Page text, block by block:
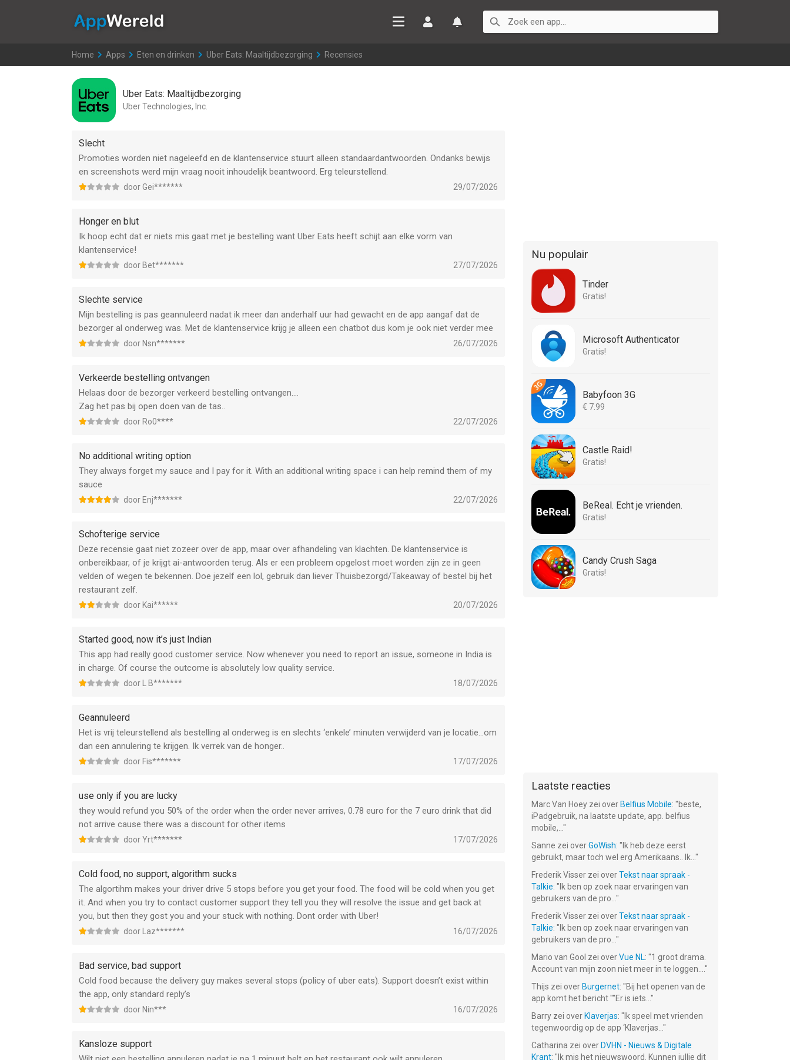
Home >
Apps >
Eten en drinken Uber Eats: Maaltijdbezorging >
Recensies
Uber Eats: Maaltijdbezorging
Uber Technologies, Inc.
Slecht
Promoties worden niet nageleefd en de klantenservice stuurt alleen standaardantwoorden. Ondanks bewijs
en screenshots werd mijn vraag nooit inhoudelijk beantwoord. Erg teleurstellend.
door Gei******* 29/07/2026
Honger en blut
Ik hoop echt dat er niets mis gaat met je bestelling want Uber Eats heeft schijt aan elke vorm van
klantenservice!
door Bet******* 27/07/2026
Slechte service
Mijn bestelling is pas geannuleerd nadat ik meer dan anderhalf uur had gewacht en de app aangaf dat de
bezorger al onderweg was. Met de klantenservice krijg je alleen een chatbot dus kom je ook niet verder mee
door Nsn******* 26/07/2026
Verkeerde bestelling ontvangen
Helaas door de bezorger verkeerd bestelling ontvangen….
Zag het pas bij open doen van de tas..
door Ro0**** 22/07/2026
No additional writing option
They always forget my sauce and I pay for it. With an additional writing space i can help remind them of my
sauce
door Enj******* 22/07/2026
Schofterige service
Deze recensie gaat niet zozeer over de app, maar over afhandeling van klachten. De klantenservice is
onbereikbaar, of je krijgt ai-antwoorden terug. Als er een probleem opgelost moet worden zijn ze in geen
velden of wegen te bekennen. Doe jezelf een lol, gebruik dan liever Thuisbezorgd/Takeaway of bestel bij het
restaurant zelf.
door Kai****** 20/07/2026
Started good, now it’s just Indian
This app had really good customer service. Now whenever you need to report an issue, someone in India is
in charge. Of course the outcome is absolutely low quality service.
door L B******* 18/07/2026
Geannuleerd
Het is vrij teleurstellend als bestelling al onderweg is en slechts ‘enkele’ minuten verwijderd van je locatie…om
dan een annulering te krijgen. Ik verrek van de honger..
door Fis******* 17/07/2026
use only if you are lucky
they would refund you 50% of the order when the order never arrives, 0.78 euro for the 7 euro drink that did
not arrive cause there was a discount for other items
door Yrt******* 17/07/2026
Cold food, no support, algorithm sucks
The algortihm makes your driver drive 5 stops before you get your food. The food will be cold when you get
it. And when you try to contact customer support they tell you they will resolve the issue and get back at
you, but then they gost you and your stuck with nothing. Dont order with Uber!
door Laz******* 16/07/2026
Bad service, bad support
Cold food because the delivery guy makes several stops (policy of uber eats). Support doesn’t exist within
the app, only standard reply’s
door Nin*** 16/07/2026
Kansloze support
Nu populair
Tinder
Gratis!
Microsoft Authenticator
Gratis!
Babyfoon 3G
€ 7.99
Castle Raid!
Gratis!
BeReal. Echt je vrienden.
Gratis!
Candy Crush Saga
Gratis!
Laatste reacties
Marc Van Hoey zei over Belfius Mobile: "beste,
iPadgebruik, na laatste update, app. belfius
mobile,... "
Sanne zei overGoWish: " Ik heb deze eerst
gebruikt, maar toch wel erg Amerikaans.. Ik... "
Frederik Visser zei overTekst naar spraak -
Talkie: " Ik ben op zoek naar ervaringen van
gebruikers van de pro... "
Frederik Visser zei overTekst naar spraak -
Talkie: " Ik ben op zoek naar ervaringen van
gebruikers van de pro... "
Mario van Gool zei overVue NL: "1 groot drama.
Account van mijn zoon niet meer in te loggen.... "
Thijs zei over Burgernet: "Bij het openen van de
app komt het bericht ""Er is iets... "
Barry zei over Klaverjas: " Ik speel met vrienden
tegenwoordig op de app ‘Klaverjas... "
Catharina zei over DVHN - Nieuws & Digitale
Krant: " Ik mis het nieuwswoord. Kunnen jullie dit